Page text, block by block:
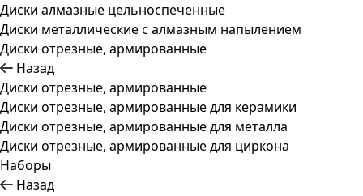
Диски алмазные цельноспеченные
Диски металлические с алмазным напылением
Диски отрезные, армированные
Назад
Диски отрезные, армированные
Диски отрезные, армированные для керамики
Диски отрезные, армированные для металла
Диски отрезные, армированные для циркона
Наборы
Назад